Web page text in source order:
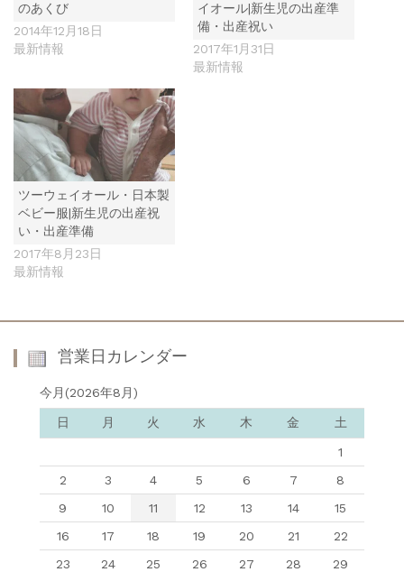
のあくび
2014年12月18日
最新情報
イオール|新生児の出産準
備・出産祝い
2017年1月31日
最新情報
ツーウェイオール・日本製
ベビー服|新生児の出産祝
い・出産準備
2017年8月23日
最新情報
営業日カレンダー
今月(2026年8月)
日 月 火 水 木 金 土
1
2
3 4 5 6 7
8
9
10 11 12 13 14
15
16
17 18 19 20 21
22
23
24 25 26 27 28
29